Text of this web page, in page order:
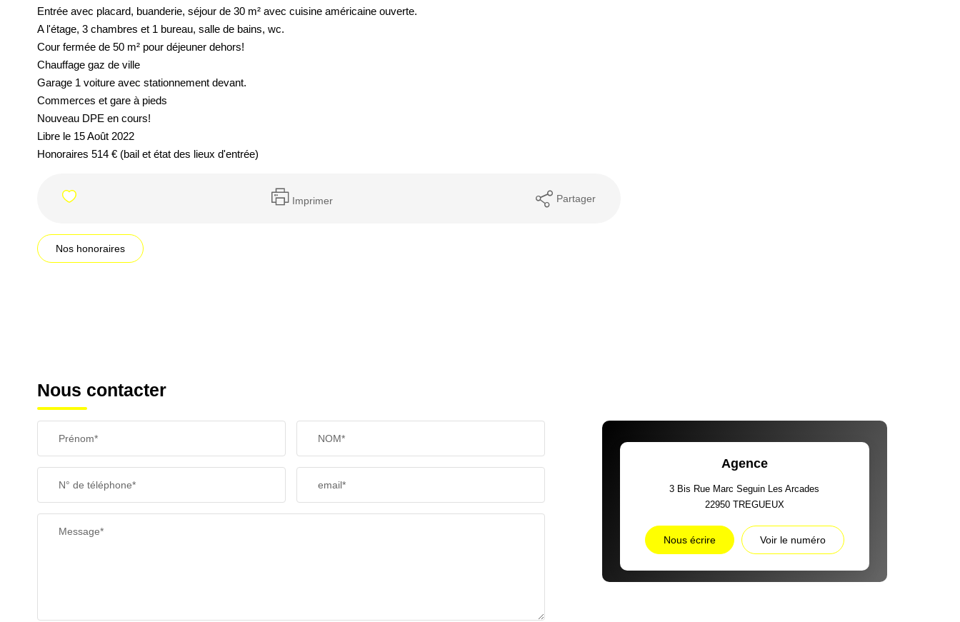
Entrée avec placard, buanderie, séjour de 30 m² avec cuisine américaine ouverte.
A l'étage, 3 chambres et 1 bureau, salle de bains, wc.
Cour fermée de 50 m² pour déjeuner dehors!
Chauffage gaz de ville
Garage 1 voiture avec stationnement devant.
Commerces et gare à pieds
Nouveau DPE en cours!
Libre le 15 Août 2022
Honoraires 514 € (bail et état des lieux d'entrée)
Imprimer Partager
Nos honoraires
Nous contacter
Prénom* NOM*
N° de téléphone* email*
Message*
Agence
3 Bis Rue Marc Seguin Les Arcades
22950 TREGUEUX
Nous écrire Voir le numéro